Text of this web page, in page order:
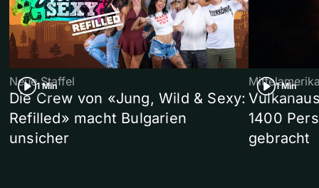
1 Min
Neue Staffel
Die Crew von «Jung, Wild & Sexy:
Refilled» macht Bulgarien
unsicher
1 Min
1400
gebracht